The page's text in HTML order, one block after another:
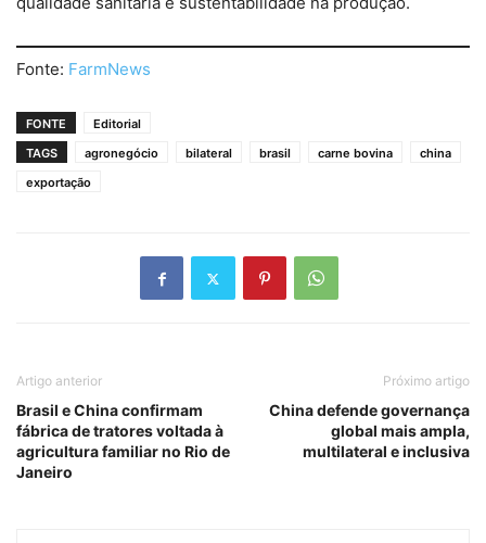
Fonte: FarmNews
FONTE
Editorial
TAGS
agronegócio bilateral brasil carne bovina
china
exportação
Artigo anterior
Brasil e China confirmam
fábrica de tratores voltada à
agricultura familiar no Rio de
Janeiro
Próximo artigo
China defende governança
global mais ampla,
multilateral e inclusiva